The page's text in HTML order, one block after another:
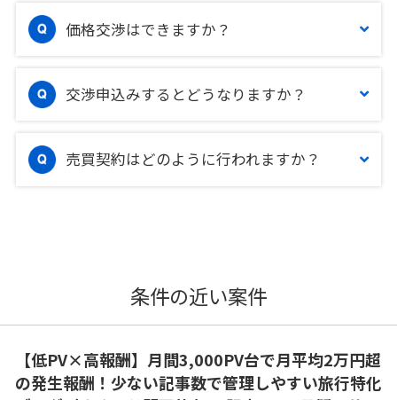
価格交渉はできますか？
交渉申込みするとどうなりますか？
売買契約はどのように行われますか？
条件の近い案件
【低PV×高報酬】月間3,000PV台で月平均2万円超
の発生報酬！少ない記事数で管理しやすい旅行特化